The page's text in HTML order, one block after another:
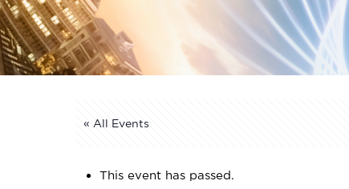
« All Events
This event has passed.